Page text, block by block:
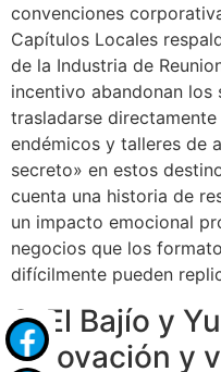
convenciones
Capítulos Locales
de la Industria de
incentivo abandonan los
trasladarse
endémicos y talleres de
secreto» en estos
cuenta una historia de
un impacto emocional
negocios que los
difícilmente pueden
3. El Bajío y
Innovación y